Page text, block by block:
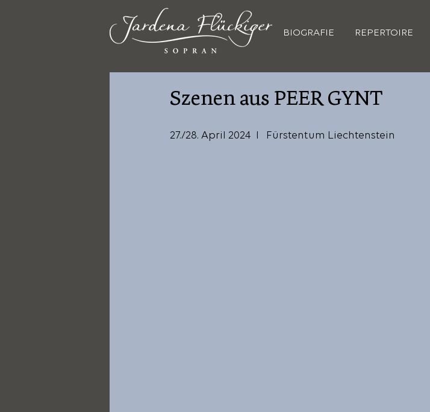
BIOGRAFIE REPERTOIRE
Szenen aus PEER GYNT
27./28. April 2024  I   Fürstentum Liechtenstein